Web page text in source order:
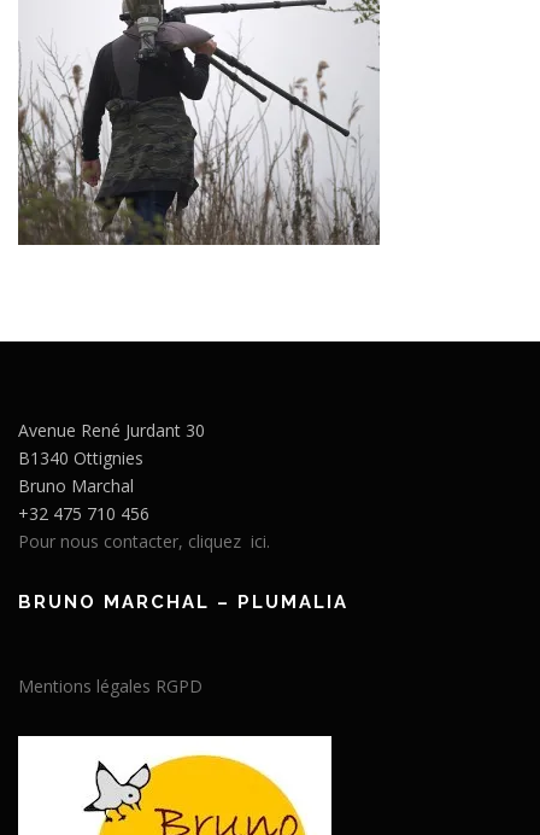
Avenue René Jurdant 30
B1340 Ottignies
Bruno Marchal
+32 475 710 456
Pour nous contacter, cliquez ici.
BRUNO MARCHAL – PLUMALIA
Mentions légales RGPD